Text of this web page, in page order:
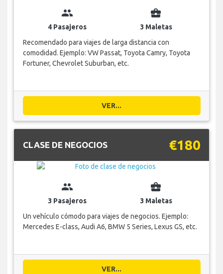
group
4 Pasajeros
business_center
3 Maletas
Recomendado para viajes de larga distancia con
comodidad. Ejemplo: VW Passat, Toyota Camry, Toyota
Fortuner, Chevrolet Suburban, etc.
VER...
CLASE DE NEGOCIOS €180
group
3 Pasajeros
business_center
3 Maletas
Un vehículo cómodo para viajes de negocios. Ejemplo:
Mercedes E-class, Audi A6, BMW 5 Series, Lexus GS, etc.
VER...